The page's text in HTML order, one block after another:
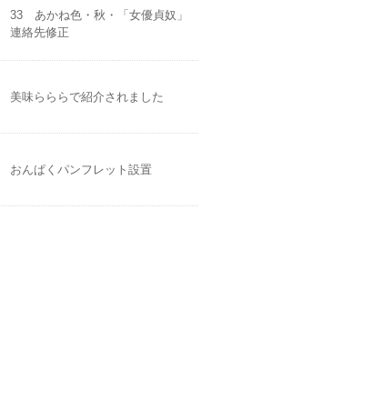
33 あかね色・秋・「女優貞奴」
連絡先修正
美味らららで紹介されました
おんぱくパンフレット設置